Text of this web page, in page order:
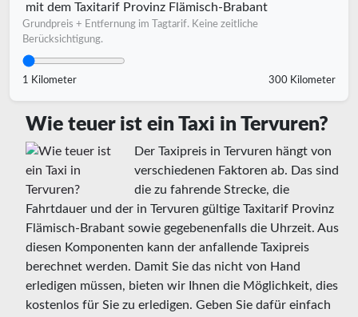
mit dem Taxitarif Provinz Flämisch-Brabant
Grundpreis + Entfernung im Tagtarif. Keine zeitliche
Berücksichtigung.
1 Kilometer 300 Kilometer
Wie teuer ist ein Taxi in Tervuren?
Der Taxipreis in Tervuren hängt von
verschiedenen Faktoren ab. Das sind
die zu fahrende Strecke, die
Fahrtdauer und der in Tervuren gültige Taxitarif Provinz
Flämisch-Brabant sowie gegebenenfalls die Uhrzeit. Aus
diesen Komponenten kann der anfallende Taxipreis
berechnet werden. Damit Sie das nicht von Hand
erledigen müssen, bieten wir Ihnen die Möglichkeit, dies
kostenlos für Sie zu erledigen. Geben Sie dafür einfach